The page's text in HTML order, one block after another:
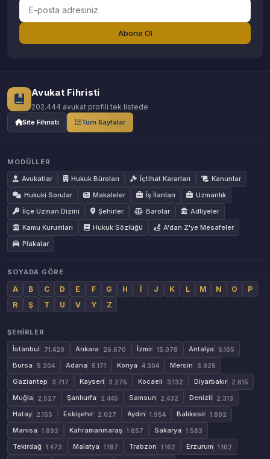
Abone Ol
Avukat Fihristi
202.444 avukat profili tek listede
Site Fihristi Tüm Sayfalar
MODÜLLER
Avukatlar
Hukuk Büroları İçtihat Kararları
Kanunlar
Hukuki Sorular
Makaleler İş İlanları
Uzmanlık
İlçe Uzman Dizini
Şehirler Barolar
Adliyeler
Kamu Kurumları
Hukuk Sözlüğü
A'dan Z'ye Mesafeler
Plakalar
SOYADA GÖRE
A B C D E F G H İ J K L M N O
P
R
Ş T U V Y Z
ŞEHIRLER
İstanbul
71.420 Ankara 26.670 İzmir 15.078 Antalya 6.105
Bursa 5.204 Adana 5.171 Konya 4.304 Mersin 3.925
Gaziantep 3.717 Kayseri 3.275 Kocaeli 3.132 Diyarbakır 2.615
Muğla 2.527 Şanlıurfa 2.445 Samsun 2.432 Denizli 2.313
Hatay 2.155 Eskişehir 2.027 Aydın 1.954 Balıkesir 1.892
Manisa 1.892 Kahramanmaraş 1.657 Sakarya 1.583
Tekirdağ 1.472 Malatya 1.187 Trabzon 1.162 Erzurum 1.102